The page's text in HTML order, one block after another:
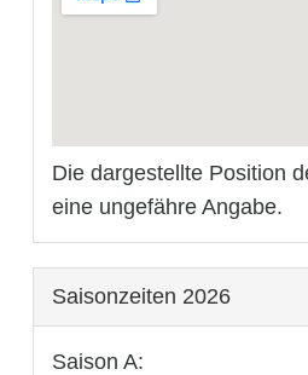
Die dargestellte Position
eine ungefähre Angabe.
Saisonzeiten 2026
Saison A: